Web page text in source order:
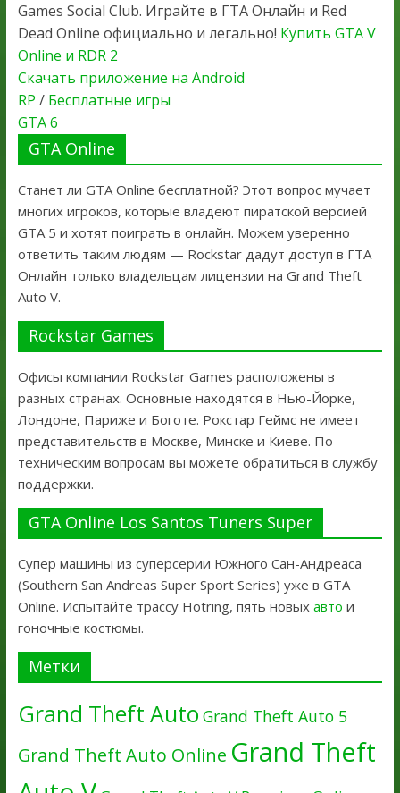
Games Social Club. Играйте в ГТА Онлайн и Red
Dead Online официально и легально! Купить GTA V
Online и RDR 2
Скачать приложение на Android
RP / Бесплатные игры
GTA 6
GTA Online
Станет ли GTA Online бесплатной? Этот вопрос мучает
многих игроков, которые владеют пиратской версией
GTA 5 и хотят поиграть в онлайн. Можем уверенно
ответить таким людям — Rockstar дадут доступ в ГТА
Онлайн только владельцам лицензии на Grand Theft
Auto V.
Rockstar Games
Офисы компании Rockstar Games расположены в
разных странах. Основные находятся в Нью-Йорке,
Лондоне, Париже и Боготе. Рокстар Геймс не имеет
представительств в Москве, Минске и Киеве. По
техническим вопросам вы можете обратиться в службу
поддержки.
GTA Online Los Santos Tuners Super
Супер машины из суперсерии Южного Сан-Андреаса
(Southern San Andreas Super Sport Series) уже в GTA
Online. Испытайте трассу Hotring, пять новых авто и
гоночные костюмы.
Метки
Grand Theft Auto Grand Theft Auto 5
Grand Theft Auto Online Grand Theft